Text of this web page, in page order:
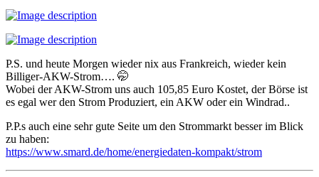
P.S. und heute Morgen wieder nix aus Frankreich, wieder kein
Billiger-AKW-Strom…. 🤭
Wobei der AKW-Strom uns auch 105,85 Euro Kostet, der Börse ist
es egal wer den Strom Produziert, ein AKW oder ein Windrad..
P.P.s auch eine sehr gute Seite um den Strommarkt besser im Blick
zu haben:
https://www.smard.de/home/energiedaten-kompakt/strom